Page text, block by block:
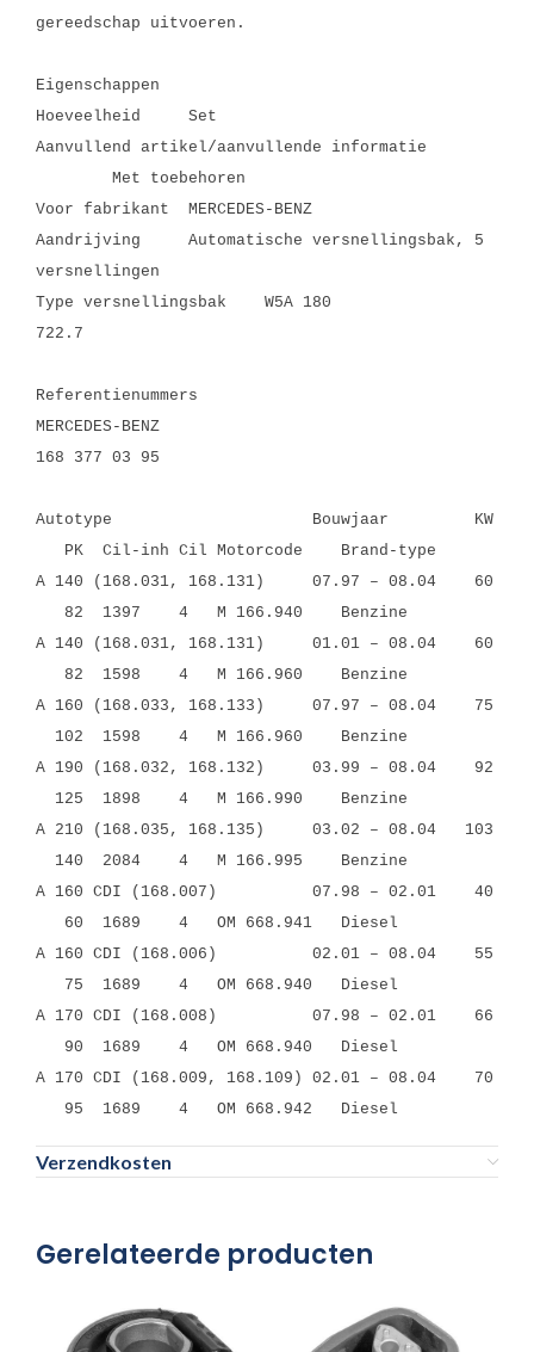
gereedschap uitvoeren.
Eigenschappen
Hoeveelheid
Set
Aanvullend artikel/aanvullende informatie
Met toebehoren
Voor fabrikant
MERCEDES-BENZ
Aandrijving
Automatische versnellingsbak, 5
versnellingen
Type versnellingsbak
W5A 180
722.7
Referentienummers
MERCEDES-BENZ
168 377 03 95
Autotype Bouwjaar KW
PK Cil-inh Cil Motorcode Brand-type
A 140 (168.031, 168.131) 07.97 – 08.04 60
82 1397 4 M 166.940 Benzine
A 140 (168.031, 168.131) 01.01 – 08.04 60
82 1598 4 M 166.960 Benzine
A 160 (168.033, 168.133) 07.97 – 08.04 75
102 1598 4 M 166.960 Benzine
A 190 (168.032, 168.132) 03.99 – 08.04 92
125 1898 4 M 166.990 Benzine
A 210 (168.035, 168.135) 03.02 – 08.04 103
140 2084 4 M 166.995 Benzine
A 160 CDI (168.007) 07.98 – 02.01 40
60 1689 4 OM 668.941 Diesel
A 160 CDI (168.006) 02.01 – 08.04 55
75 1689 4 OM 668.940 Diesel
A 170 CDI (168.008) 07.98 – 02.01 66
90 1689 4 OM 668.940 Diesel
A 170 CDI (168.009, 168.109) 02.01 – 08.04 70
95 1689 4 OM 668.942 Diesel
Verzendkosten
Gerelateerde producten